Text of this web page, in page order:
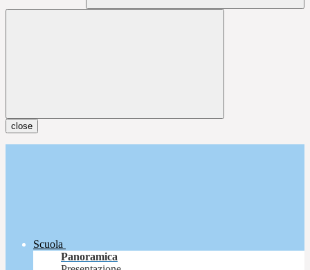
close
Scuola
Panoramica